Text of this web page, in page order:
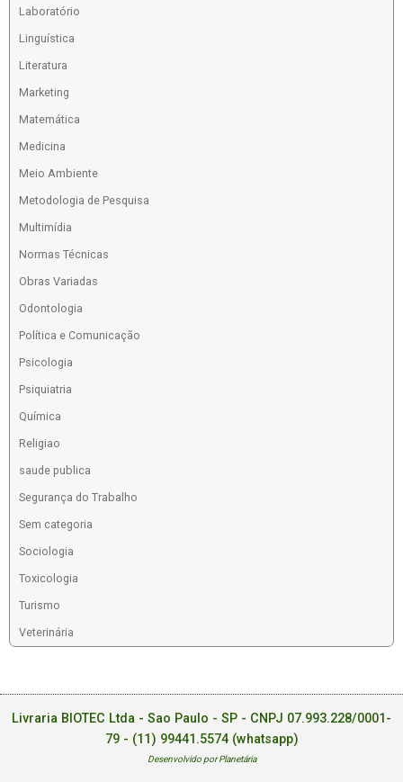
Laboratório
Linguística
Literatura
Marketing
Matemática
Medicina
Meio Ambiente
Metodologia de Pesquisa
Multimídia
Normas Técnicas
Obras Variadas
Odontologia
Política e Comunicação
Psicologia
Psiquiatria
Química
Religiao
saude publica
Segurança do Trabalho
Sem categoria
Sociologia
Toxicologia
Turismo
Veterinária
Livraria BIOTEC Ltda - Sao Paulo - SP - CNPJ 07.993.228/0001-
79 - (11) 99441.5574 (whatsapp)
Desenvolvido por Planetária